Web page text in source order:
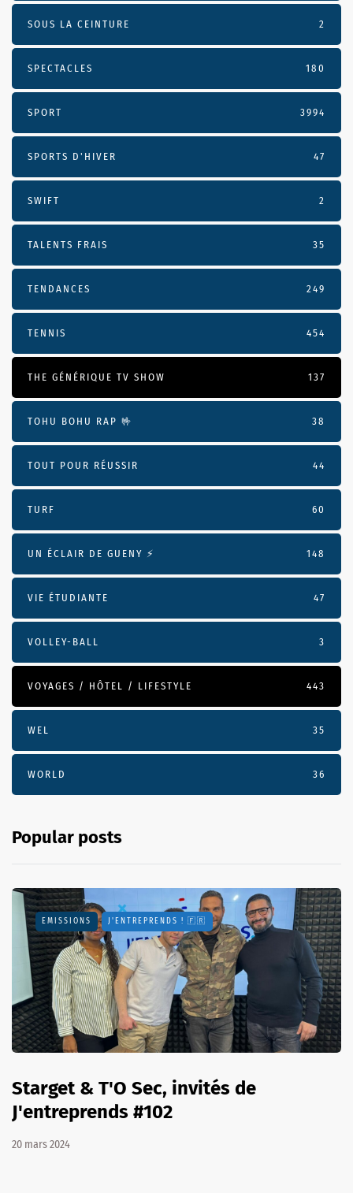
SOUS LA CEINTURE 2
SPECTACLES 180
SPORT 3994
SPORTS D'HIVER 47
SWIFT 2
TALENTS FRAIS 35
TENDANCES 249
TENNIS 454
THE GÉNÉRIQUE TV SHOW 137
TOHU BOHU RAP 🤟 38
TOUT POUR RÉUSSIR 44
TURF 60
UN ÉCLAIR DE GUENY ⚡️ 148
VIE ÉTUDIANTE 47
VOLLEY-BALL 3
VOYAGES / HÔTEL / LIFESTYLE 443
WEL 35
WORLD 36
Popular posts
EMISSIONS J'ENTREPRENDS ! 🇫🇷
Starget & T'O Sec, invités de
J'entreprends #102
20 mars 2024